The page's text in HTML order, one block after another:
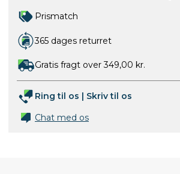
Prismatch
365 dages returret
Gratis fragt over 349,00 kr.
Ring til os | Skriv til os
Chat med os